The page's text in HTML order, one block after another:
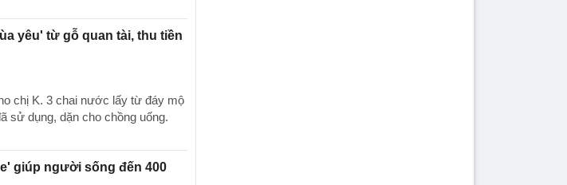
yêu' từ gỗ quan tài, thu tiền
chị K. 3 chai nước lấy từ đáy mộ
sử dụng, dặn cho chồng uống.
giúp người sống đến 400